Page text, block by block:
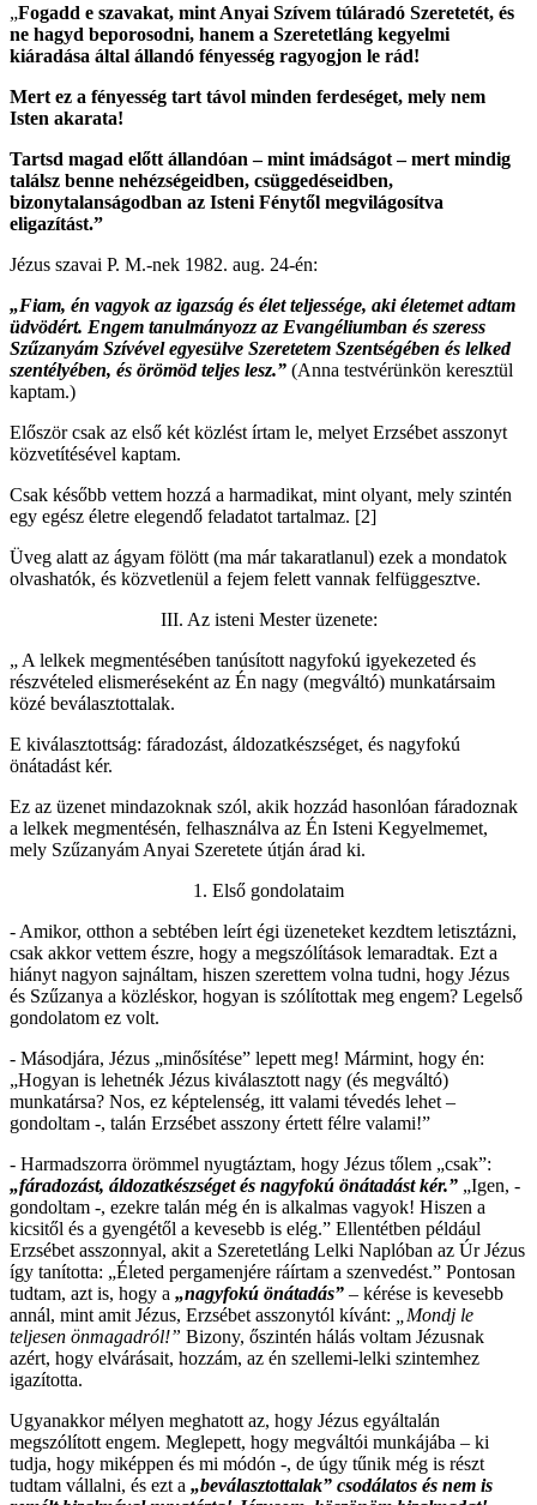
„Fogadd e szavakat, mint Anyai Szívem túláradó Szeretetét, és
ne hagyd beporosodni, hanem a Szeretetláng kegyelmi
kiáradása által állandó fényesség ragyogjon le rád!
Mert ez a fényesség tart távol minden ferdeséget, mely nem
Isten akarata!
Tartsd magad előtt állandóan – mint imádságot – mert mindig
találsz benne nehézségeidben, csüggedéseidben,
bizonytalanságodban az Isteni Fénytől megvilágosítva
eligazítást.”
Jézus szavai P. M.-nek 1982. aug. 24-én:
„Fiam, én vagyok az igazság és élet teljessége, aki életemet adtam
üdvödért. Engem tanulmányozz az Evangéliumban és szeress
Szűzanyám Szívével egyesülve Szeretetem Szentségében és lelked
szentélyében, és örömöd teljes lesz.” (Anna testvérünkön keresztül
kaptam.)
Először csak az első két közlést írtam le, melyet Erzsébet asszonyt
közvetítésével kaptam.
Csak később vettem hozzá a harmadikat, mint olyant, mely szintén
egy egész életre elegendő feladatot tartalmaz. [2]
Üveg alatt az ágyam fölött (ma már takaratlanul) ezek a mondatok
olvashatók, és közvetlenül a fejem felett vannak felfüggesztve.
III. Az isteni Mester üzenete:
„ A lelkek megmentésében tanúsított nagyfokú igyekezeted és
részvételed elismeréseként az Én nagy (megváltó) munkatársaim
közé beválasztottalak.
E kiválasztottság: fáradozást, áldozatkészséget, és nagyfokú
önátadást kér.
Ez az üzenet mindazoknak szól, akik hozzád hasonlóan fáradoznak
a lelkek megmentésén, felhasználva az Én Isteni Kegyelmemet,
mely Szűzanyám Anyai Szeretete útján árad ki.
1. Első gondolataim
- Amikor, otthon a sebtében leírt égi üzeneteket kezdtem letisztázni,
csak akkor vettem észre, hogy a megszólítások lemaradtak. Ezt a
hiányt nagyon sajnáltam, hiszen szerettem volna tudni, hogy Jézus
és Szűzanya a közléskor, hogyan is szólítottak meg engem? Legelső
gondolatom ez volt.
- Másodjára, Jézus „minősítése” lepett meg! Mármint, hogy én:
„Hogyan is lehetnék Jézus kiválasztott nagy (és megváltó)
munkatársa? Nos, ez képtelenség, itt valami tévedés lehet –
gondoltam -, talán Erzsébet asszony értett félre valami!”
- Harmadszorra örömmel nyugtáztam, hogy Jézus tőlem „csak”:
„fáradozást, áldozatkészséget és nagyfokú önátadást kér.” „Igen, -
gondoltam -, ezekre talán még én is alkalmas vagyok! Hiszen a
kicsitől és a gyengétől a kevesebb is elég.” Ellentétben például
Erzsébet asszonnyal, akit a Szeretetláng Lelki Naplóban az Úr Jézus
így tanította: „Életed pergamenjére ráírtam a szenvedést.” Pontosan
tudtam, azt is, hogy a „nagyfokú önátadás” – kérése is kevesebb
annál, mint amit Jézus, Erzsébet asszonytól kívánt:
„Mondj le
teljesen önmagadról!” Bizony, őszintén hálás voltam Jézusnak
azért, hogy elvárásait, hozzám, az én szellemi-lelki szintemhez
igazította.
Ugyanakkor mélyen meghatott az, hogy Jézus egyáltalán
megszólított engem. Meglepett, hogy megváltói munkájába – ki
tudja, hogy miképpen és mi módón -, de úgy tűnik még is részt
tudtam vállalni, és ezt a „beválasztottalak” csodálatos és nem is